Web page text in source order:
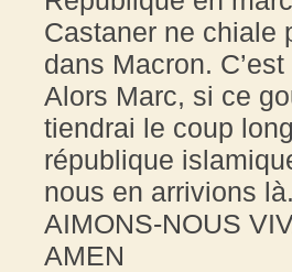
Castaner ne chiale
dans Macron.
Alors Marc, si ce
tiendrai le coup
république
nous en arrivions là.
AIMONS-NOUS
AMEN